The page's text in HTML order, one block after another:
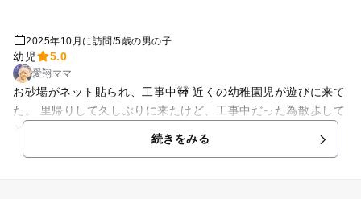
2025年10月に訪問/5歳の男の子
幼児 5.0
愛翔ママ
お砂場がネット貼られ、工事中🚧 近くの幼稚園児が遊びに来て
た。 里帰りして久しぶりに来たけど、工事中だった為散歩して
どんぐり拾いして終わった。 草むらにデカイキノコ発見！！
毒キノコかもしれないから写真撮るだけにしたけど…5歳児テ
続きをみる